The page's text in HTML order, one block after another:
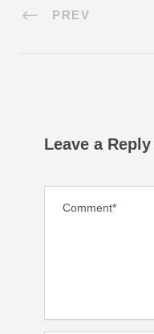
PREV
Leave a Reply